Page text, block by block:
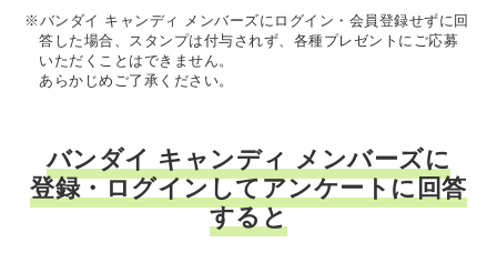
※バンダイ キャンディ メンバーズにログイン・会員登録せずに回
答した場合、スタンプは付与されず、各種プレゼントにご応募
いただくことはできません。
あらかじめご了承ください。
バンダイ キャンディ メンバーズに
登録・ログインしてアンケートに回答
すると